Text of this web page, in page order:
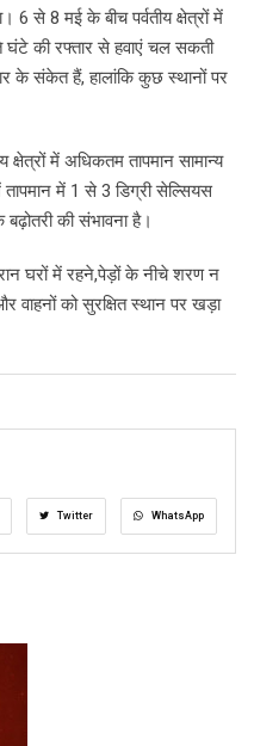
से 8 मई के बीच पर्वतीय क्षेत्रों में
घंटे की रफ्तार से हवाएं चल सकती
संकेत हैं, हालांकि कुछ स्थानों पर
में अधिकतम तापमान सामान्य
में 1 से 3 डिग्री सेल्सियस
की संभावना है।
घरों में रहने,पेड़ों के नीचे शरण न
को सुरक्षित स्थान पर खड़ा
Twitter WhatsApp